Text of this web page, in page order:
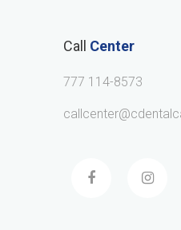
Call Center
777 114-8573